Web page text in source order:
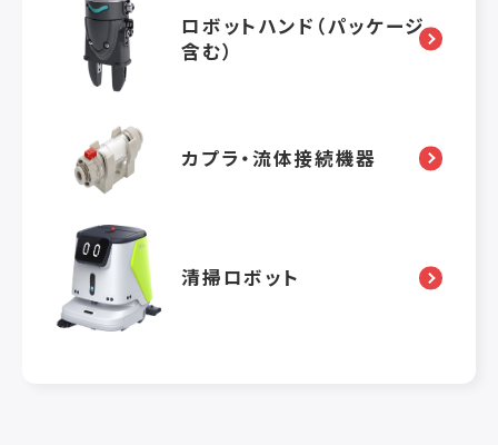
ロボットハンド（パッケージ
含む）
カプラ・流体接続機器
清掃ロボット